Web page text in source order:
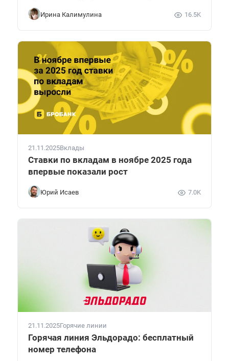
Ирина Калимулина 16.5K
21.11.2025Вклады
Ставки по вкладам в ноябре 2025 года
впервые показали рост
Юрий Исаев 7.0K
21.11.2025Горячие линии
Горячая линия Эльдорадо: бесплатный
номер телефона